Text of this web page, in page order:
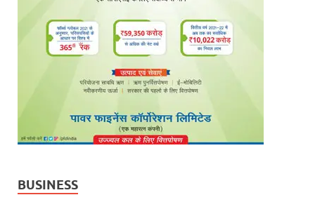
BUSINESS